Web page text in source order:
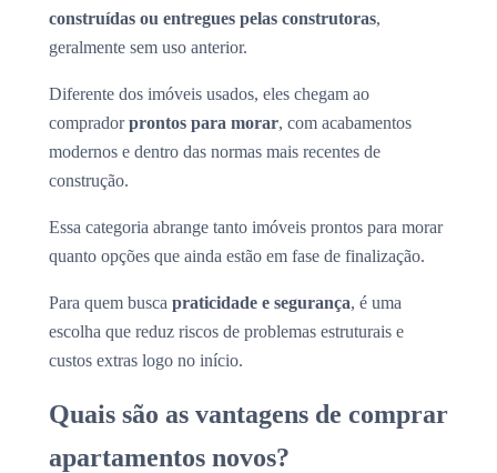
construídas ou entregues pelas construtoras,
geralmente sem uso anterior.
Diferente dos imóveis usados, eles chegam ao
compradorprontos para morar, com acabamentos
modernos e dentro das normas mais recentes de
construção.
Essa categoria abrange tanto imóveis prontos para morar
quanto opções que ainda estão em fase de finalização.
Para quem busca praticidade e segurança, é uma
escolha que reduz riscos de problemas estruturais e
custos extras logo no início.
Quais são as vantagens de comprar
apartamentos novos?